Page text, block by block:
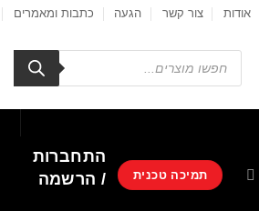
אודות צור קשר הגעה כתבות ומאמרים
Products
search
תמיכה טכנית
התחברות
/ הרשמה